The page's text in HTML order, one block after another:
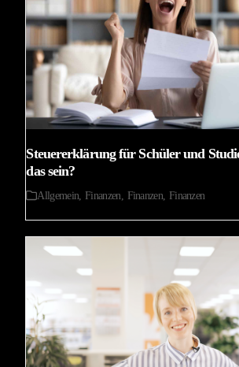
Steuererklärung für Schüler und
das sein?
Allgemein, Finanzen, Finanzen, Finanzen